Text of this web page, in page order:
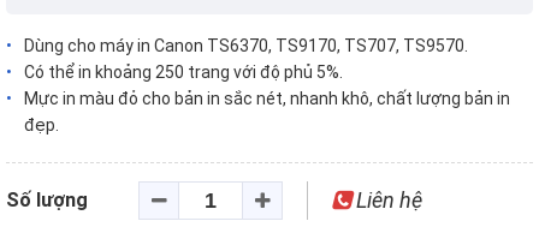
Dùng cho máy in Canon TS6370, TS9170, TS707, TS9570.
Có thể in khoảng 250 trang với độ phủ 5%.
Mực in màu đỏ cho bản in sắc nét, nhanh khô, chất lượng bản in
đẹp.
Số lượng Liên hệ